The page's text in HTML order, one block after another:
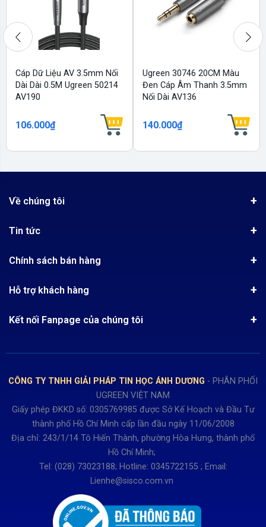
Cáp Dữ Liệu AV 3.5mm Nối
Dài Dài 0.5M Ugreen 50214
AV190
106.000₫
Ugreen 30746 20CM Màu
Đen Cáp Âm Thanh 3.5mm
Nối Dài AV136
140.000₫
Về chúng tôi
Quy chế hoạt động
Tra cứu đơn hàng
Tin tức
Công nghệ - Sản phẩm mới
Review sản phẩm
Chính sách bán hàng
Chính sách Hủy, Đổi, Trả hàng
Hướng dẫn đăng ký tài khoản
Hỗ trợ khách hàng
Điện thoai: (028)73023188
Thời gian làm việc từ Thứ 2- Thứ 7
Buổi chiều từ 13h15 đến 17h30
Thứ 7 làm đến 15h30 chiều.
Kết nối Fanpage của chúng tôi
CÔNG TY TNHH GIẢI PHÁP TIN HỌC ÁNH DƯƠNG - PHÂN PHỐI
UGREEN VIỆT NAM
Giấy phép ĐKKD số: 0305769985 được Sở Kế Hoạch và Đầu Tư
thành phố Hồ Chí Minh cấp lần đầu ngày 11/06/2008
Địa chỉ: 243/1/14 Tô Hiến Thành, phường Hòa Hưng, thành phố
Hồ Chí Minh;
Tel: (028) 73023188; Hotline: 0345722155 ; Email:
Lienhe@sisco.com.vn